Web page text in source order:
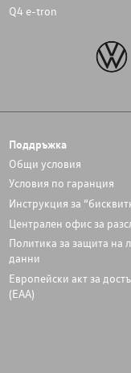
Q4 e-tron
Поддръжка
Общи условия
Условия по гаранция
Инструкция за
Централен офис за
Политика за защита на
данни
Европейски акт за
(ЕАА)